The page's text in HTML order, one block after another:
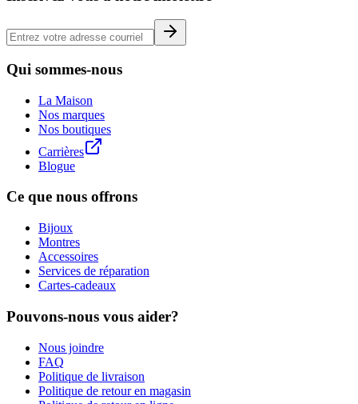
Qui sommes-nous
La Maison
Nos marques
Nos boutiques
Carrières
Blogue
Ce que nous offrons
Bijoux
Montres
Accessoires
Services de réparation
Cartes-cadeaux
Pouvons-nous vous aider?
Nous joindre
FAQ
Politique de livraison
Politique de retour en magasin